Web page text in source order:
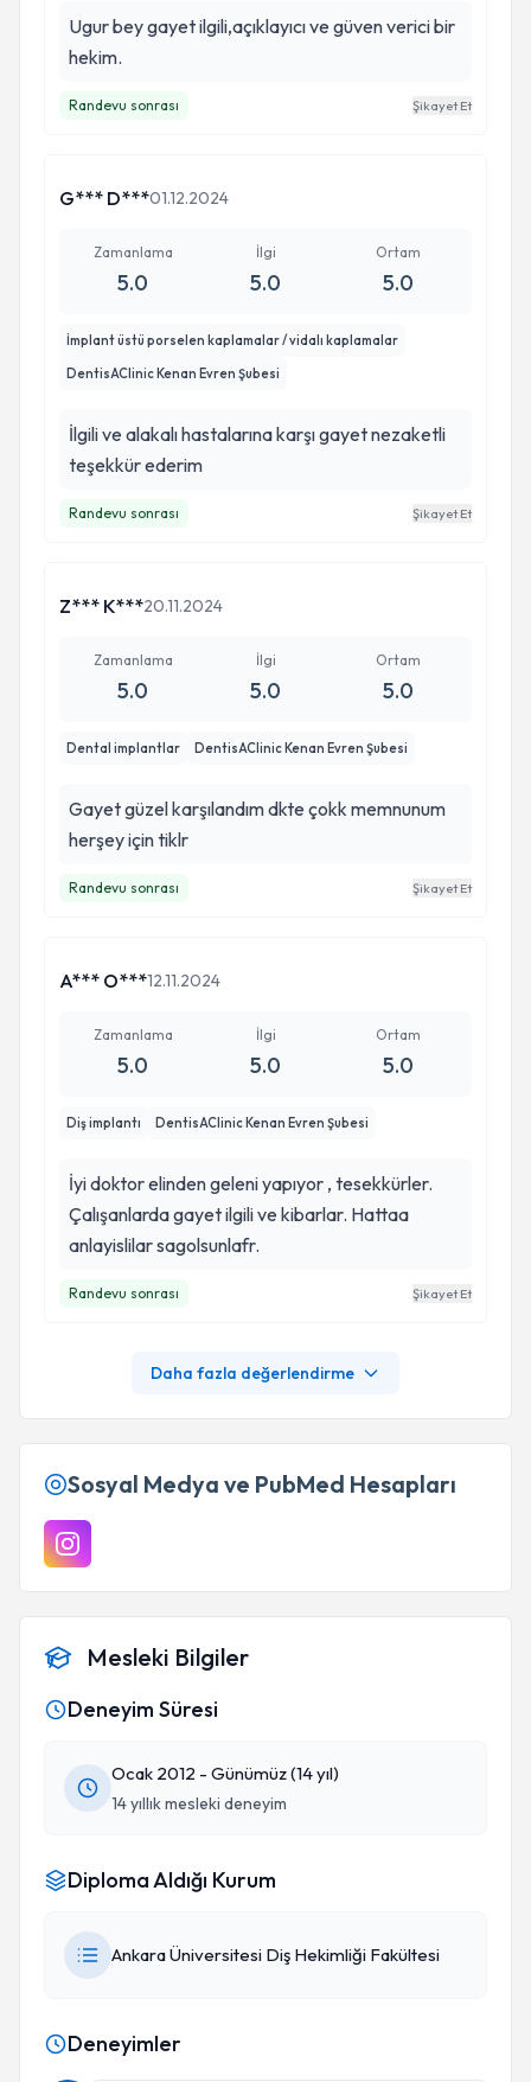
Ugur bey gayet ilgili,açıklayıcı ve güven verici bir
hekim.
Randevu sonrası Şikayet Et
G*** D***01.12.2024
Zamanlama
5.0
İlgi
5.0
Ortam
5.0
İmplant üstü porselen kaplamalar / vidalı kaplamalar
DentisAClinic Kenan Evren Şubesi
İlgili ve alakalı hastalarına karşı gayet nezaketli
teşekkür ederim
Randevu sonrası Şikayet Et
Z*** K***20.11.2024
Zamanlama
5.0
İlgi
5.0
Ortam
5.0
Dental implantlar DentisAClinic Kenan Evren Şubesi
Gayet güzel karşılandım dkte çokk memnunum
herşey için tiklr
Randevu sonrası Şikayet Et
A*** O***12.11.2024
Zamanlama
5.0
İlgi
5.0
Ortam
5.0
Diş implantı DentisAClinic Kenan Evren Şubesi
İyi doktor elinden geleni yapıyor , tesekkürler.
Çalışanlarda gayet ilgili ve kibarlar. Hattaa
anlayislilar sagolsunlafr.
Randevu sonrası Şikayet Et
Daha fazla değerlendirme
Sosyal Medya ve PubMed Hesapları
Mesleki Bilgiler
Deneyim Süresi
Ocak 2012 - Günümüz (14 yıl)
14 yıllık mesleki deneyim
Diploma Aldığı Kurum
Ankara Üniversitesi Diş Hekimliği Fakültesi
Deneyimler